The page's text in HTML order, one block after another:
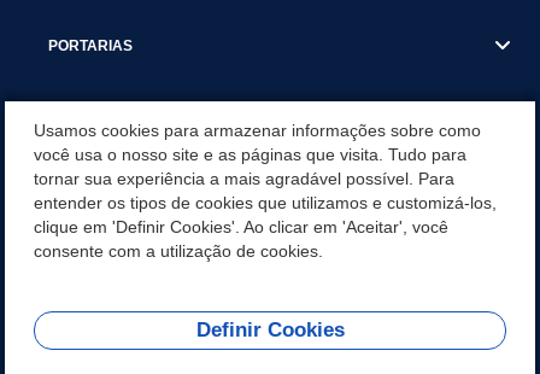
PORTARIAS
CONCURSO/PSS/CONVOCAÇÃO
INCENTIVOS PÚBLICOS À PROJETOS CULTURAIS - INÁCIO
MARTINS PR
REDES SOCIAIS
Usamos cookies para armazenar informações sobre como
você usa o nosso site e as páginas que visita. Tudo para
tornar sua experiência a mais agradável possível. Para
entender os tipos de cookies que utilizamos e customizá-los,
clique em 'Definir Cookies'. Ao clicar em 'Aceitar', você
consente com a utilização de cookies.
Definir Cookies